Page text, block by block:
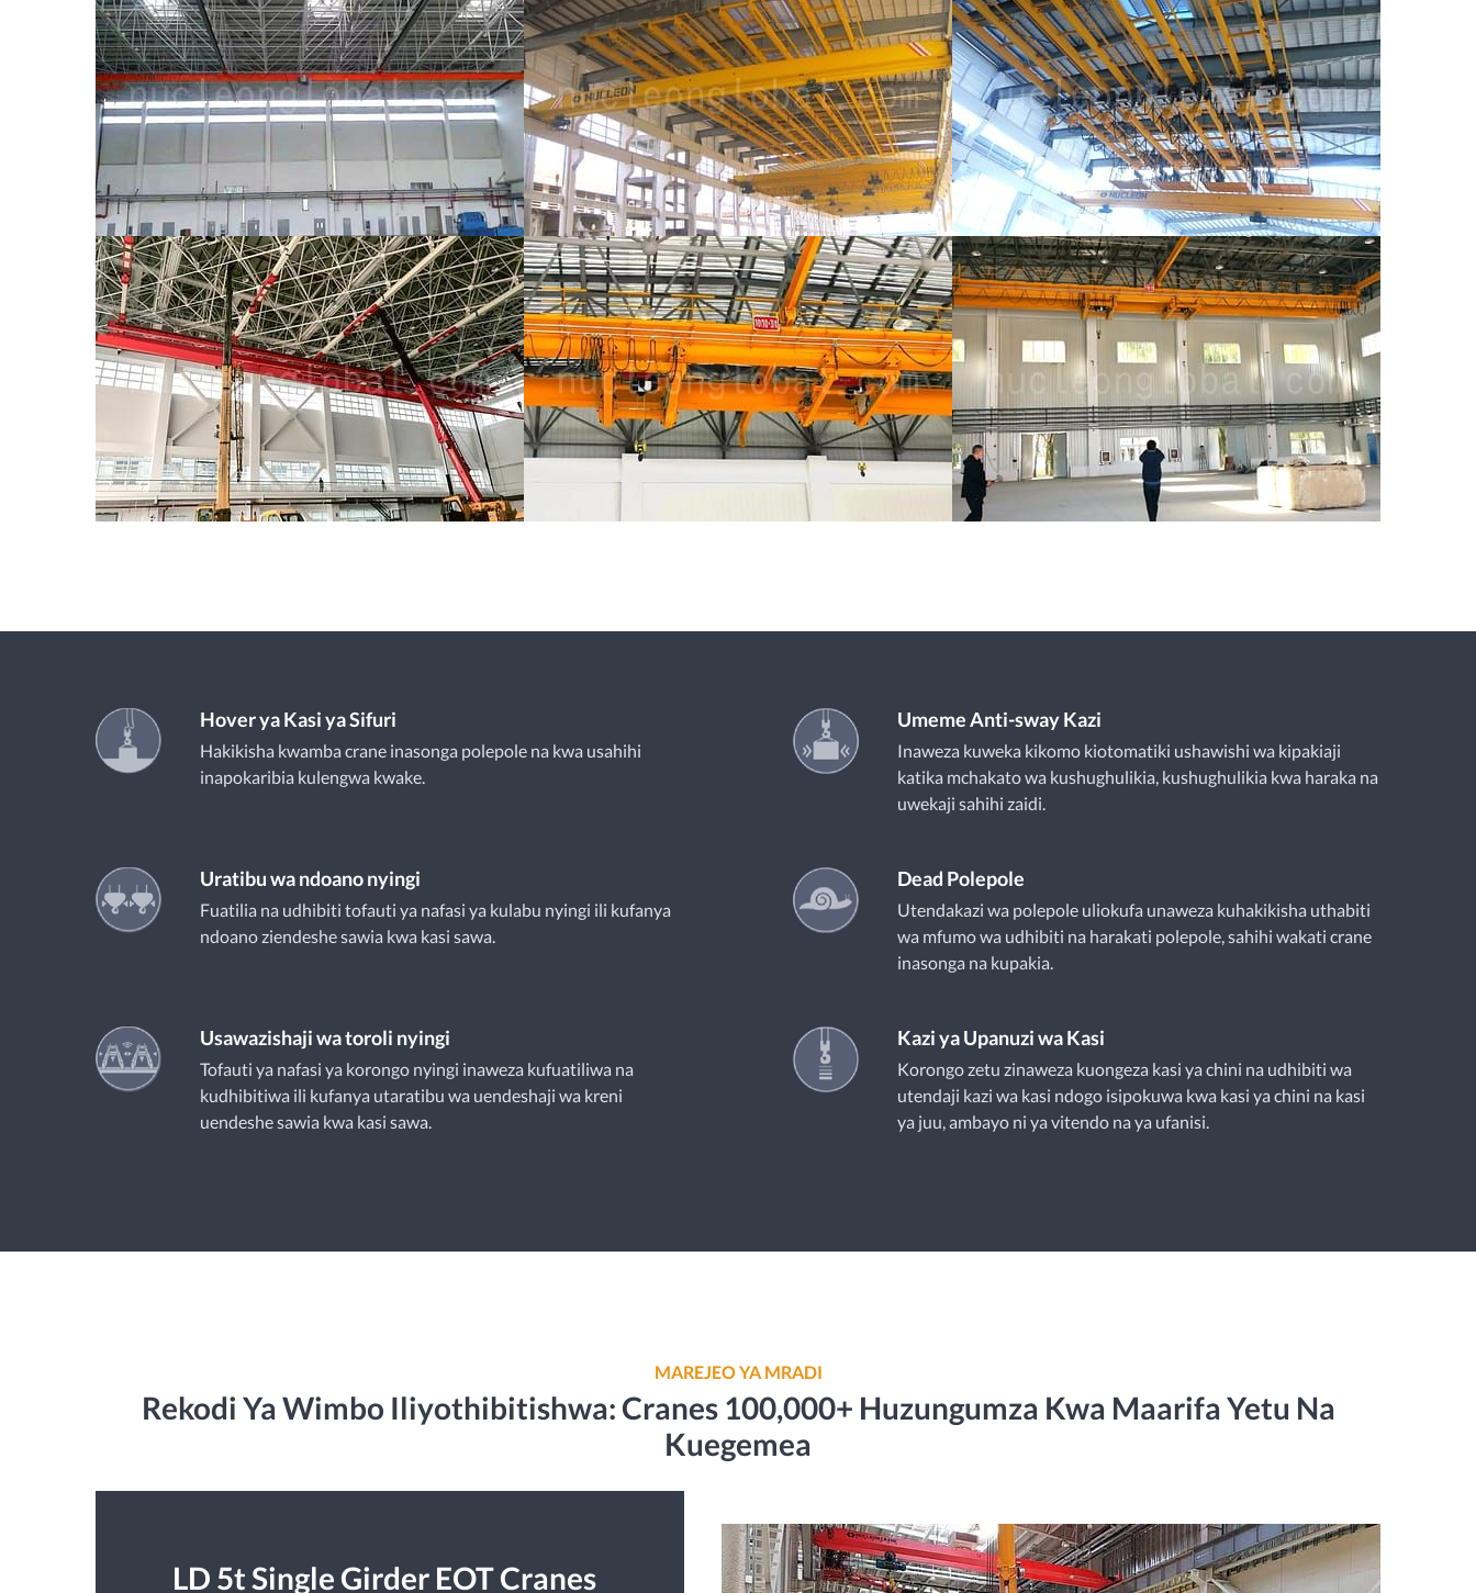
Hover ya Kasi ya Sifuri
Hakikisha kwamba crane inasonga polepole na kwa usahihi
inapokaribia kulengwa kwake.
Umeme Anti-sway Kazi
Inaweza kuweka kikomo kiotomatiki ushawishi wa kipakiaji
katika mchakato wa kushughulikia, kushughulikia kwa haraka na
uwekaji sahihi zaidi.
Uratibu wa ndoano nyingi
Fuatilia na udhibiti tofauti ya nafasi ya kulabu nyingi ili kufanya
ndoano ziendeshe sawia kwa kasi sawa.
Dead Polepole
Utendakazi wa polepole uliokufa unaweza kuhakikisha uthabiti
wa mfumo wa udhibiti na harakati polepole, sahihi wakati crane
inasonga na kupakia.
Usawazishaji wa toroli nyingi
Tofauti ya nafasi ya korongo nyingi inaweza kufuatiliwa na
kudhibitiwa ili kufanya utaratibu wa uendeshaji wa kreni
uendeshe sawia kwa kasi sawa.
Kazi ya Upanuzi wa Kasi
Korongo zetu zinaweza kuongeza kasi ya chini na udhibiti wa
utendaji kazi wa kasi ndogo isipokuwa kwa kasi ya chini na kasi
ya juu, ambayo ni ya vitendo na ya ufanisi.
MAREJEO YA MRADI
Rekodi Ya Wimbo Iliyothibitishwa: Cranes 100,000+ Huzungumza Kwa Maarifa Yetu Na
Kuegemea
LD 5t Single Girder EOT Cranes